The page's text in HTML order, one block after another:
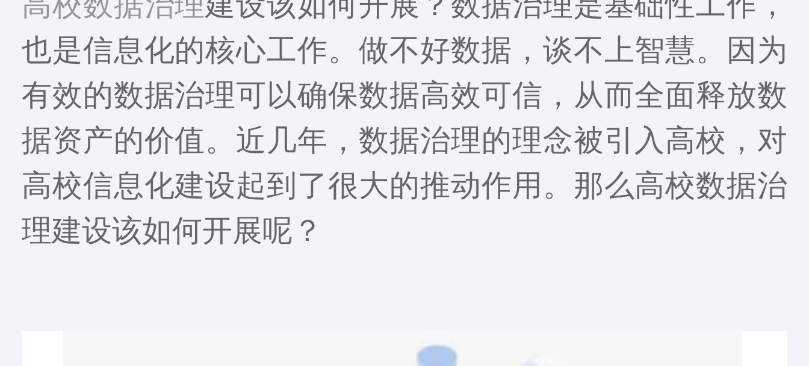
也是信息化的核心工作。做不好数据，谈不上智慧。因为
有效的数据治理可以确保数据高效可信，从而全面释放数
据资产的价值。近几年，数据治理的理念被引入高校，对
高校信息化建设起到了很大的推动作用。那么高校数据治
理建设该如何开展呢？